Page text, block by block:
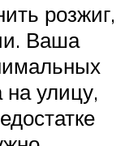
розжиг,
Ваша
улицу,